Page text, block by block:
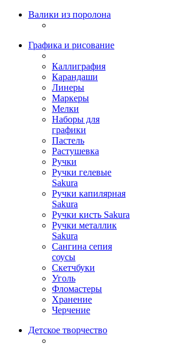
Валики из поролона
Графика и рисование
Каллиграфия
Карандаши
Линеры
Маркеры
Мелки
Наборы для
графики
Пастель
Растушевка
Ручки
Ручки гелевые
Sakura
Ручки капилярная
Sakura
Ручки кисть Sakura
Ручки металлик
Sakura
Сангина сепия
соусы
Скетчбуки
Уголь
Фломастеры
Хранение
Черчение
Детское творчество